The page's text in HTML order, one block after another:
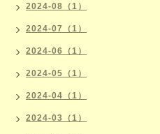
2024-08（1）
2024-07（1）
2024-06（1）
2024-05（1）
2024-04（1）
2024-03（1）